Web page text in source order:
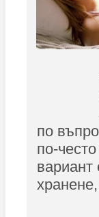
по
по-
вариант